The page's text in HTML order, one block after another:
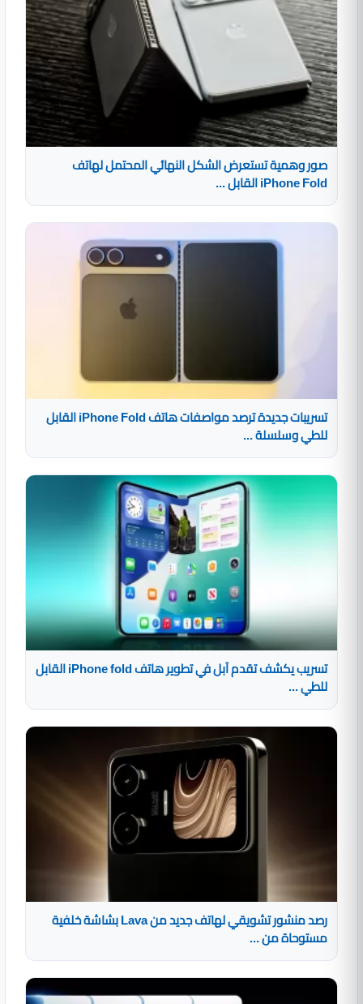
صور وهمية تستعرض الشكل النهائي المحتمل لهاتف
iPhone Fold القابل ...
تسريبات جديدة ترصد مواصفات هاتف iPhone Fold القابل
للطي وسلسلة ...
تسريب يكشف تقدم آبل في تطوير هاتف iPhone fold القابل
للطي ...
رصد منشور تشويقي لهاتف جديد من Lava بشاشة خلفية
مستوحاة من ...